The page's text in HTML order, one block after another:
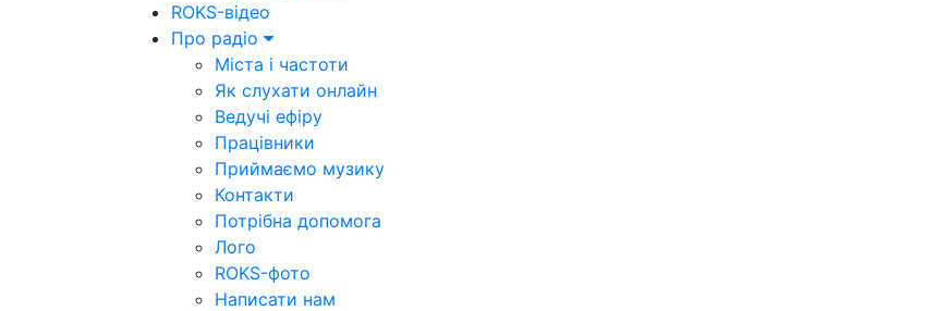
ROKS-відео
Про радіо
Міста і частоти
Як слухати онлайн
Ведучі ефіру
Працівники
Приймаємо музику
Контакти
Потрібна допомога
Лого
ROKS-фото
Написати нам